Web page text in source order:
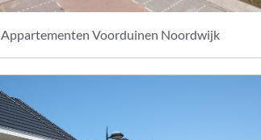
Appartementen Voorduinen Noordwijk